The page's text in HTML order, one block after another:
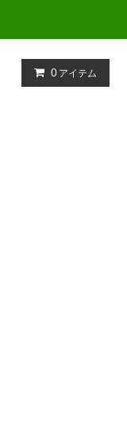
0 アイテム